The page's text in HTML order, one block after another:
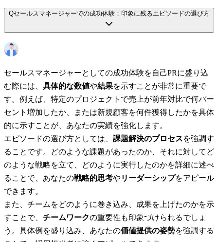
Qセールスマネージャーでの成功体験：印象に残るエピソードの選び方
セールスマネージャーとしての成功体験を自己PRに盛り込
む際には、 具体的な数値や結果を示すことが非常に重要で
す。例えば、特定のプロジェクトで売上が前年対比で何パー
セント増加したか、または新規顧客を何件獲得したかを具体
的に示すことが、あなたの実績を強化します。
エピソードの選び方としては、 課題解決のプロセスを強調す
ることです。どのような課題があったのか、それに対してど
のような戦略を立て、どのように実行したのかを詳細に述べ
ることで、あなたの戦略的思考やリーダーシップをアピール
できます。
また、チームをどのように巻き込み、成果を上げたのかを示
すことで、 チームワークの重要性も印象づけられるでしょ
う。具体例を盛り込み、あなたの価値提供の姿勢を強調する